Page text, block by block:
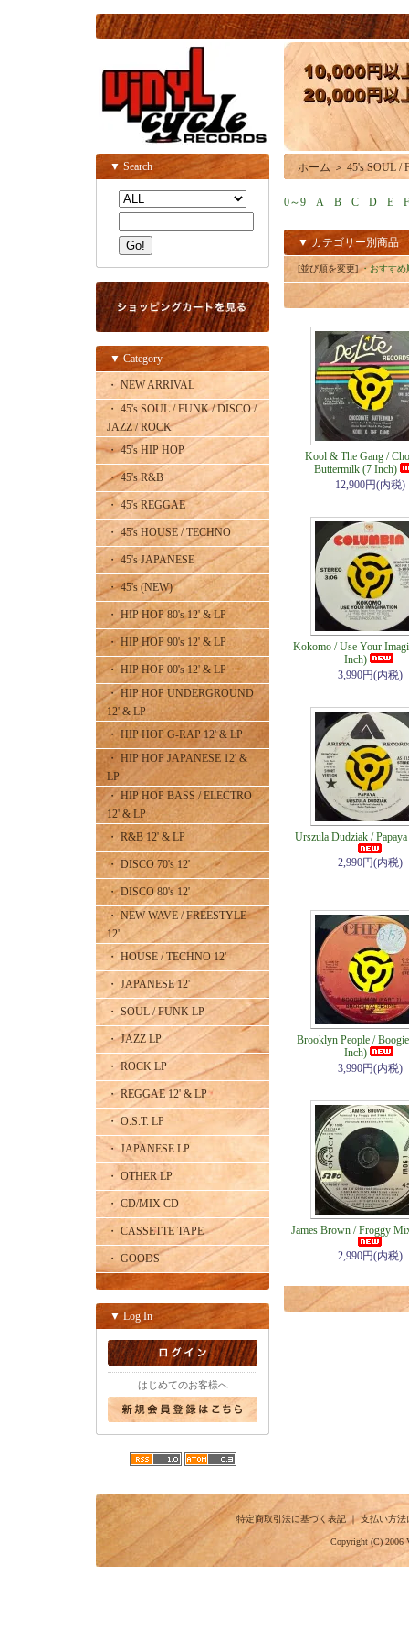
▼ Search
▼ Category
・ NEW ARRIVAL
・ 45's SOUL / FUNK / DISCO /
JAZZ / ROCK
・ 45's HIP HOP
・ 45's R&B
・ 45's REGGAE
・ 45's HOUSE / TECHNO
・ 45's JAPANESE
・ 45's (NEW)
・ HIP HOP 80's 12' & LP
・ HIP HOP 90's 12' & LP
・ HIP HOP 00's 12' & LP
・ HIP HOP UNDERGROUND
12' & LP
・ HIP HOP G-RAP 12' & LP
・ HIP HOP JAPANESE 12' &
LP
・ HIP HOP BASS / ELECTRO
12' & LP
・ R&B 12' & LP
・ DISCO 70's 12'
・ DISCO 80's 12'
・ NEW WAVE / FREESTYLE
12'
・ HOUSE / TECHNO 12'
・ JAPANESE 12'
・ SOUL / FUNK LP
・ JAZZ LP
・ ROCK LP
・ REGGAE 12' & LP
・ O.S.T. LP
・ JAPANESE LP
・ OTHER LP
・ CD/MIX CD
・ CASSETTE TAPE
・ GOODS
▼ Log In
はじめてのお客様へ
ホーム ＞ 45's SOUL /
0～9 A B C D E F
▼ カテゴリー別商品
[並び順を変更]・おすすめ
Kool & The Gang /
Buttermilk (7 Inch)
12,900円(内税)
Kokomo / Use Your
Inch)
3,990円(内税)
Urszula Dudziak /
2,990円(内税)
Brooklyn People /
Inch)
3,990円(内税)
James Brown / Froggy
2,990円(内税)
特定商取引法に基づく表記｜支払い方法
Copyright (C) 2006